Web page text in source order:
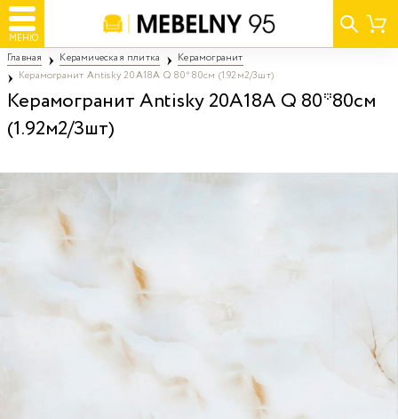
МЕНЮ
Главная Керамическая плитка
Керамогранит
Керамогранит Antisky 20A18A Q 80*80см (1.92м2/3шт)
Керамогранит Antisky 20A18A Q 80*80см
(1.92м2/3шт)